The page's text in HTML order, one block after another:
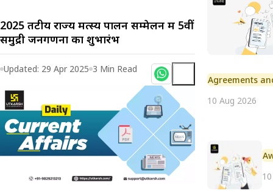
2025 तटीय राज्य मत्स्य पालन सम्मेलन में 5वीं
समुद्री जनगणना का शुभारंभ
Updated: 29 Apr 2025 3 Min Read
Agreements
10 Aug 2026